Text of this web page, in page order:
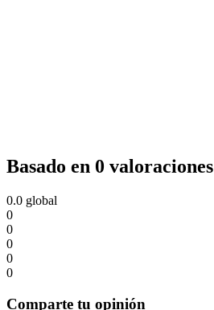
Basado en 0 valoraciones
0.0 global
0
0
0
0
0
Comparte tu opinión